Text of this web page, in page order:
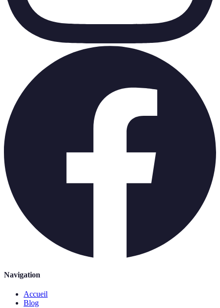
Navigation
Accueil
Blog